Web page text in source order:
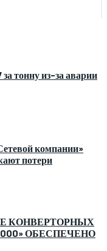
тонну из-за аварии
компании»
потери
КОНВЕРТОРНЫХ
ОБЕСПЕЧЕНО